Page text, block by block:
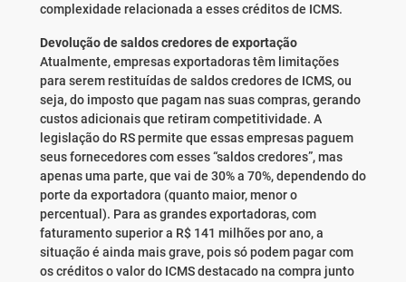
complexidade relacionada a esses créditos de ICMS.
Devolução de saldos credores de exportação
Atualmente, empresas exportadoras têm limitações
para serem restituídas de saldos credores de ICMS, ou
seja, do imposto que pagam nas suas compras, gerando
custos adicionais que retiram competitividade. A
legislação do RS permite que essas empresas paguem
seus fornecedores com esses “saldos credores”, mas
apenas uma parte, que vai de 30% a 70%, dependendo do
porte da exportadora (quanto maior, menor o
percentual). Para as grandes exportadoras, com
faturamento superior a R$ 141 milhões por ano, a
situação é ainda mais grave, pois só podem pagar com
os créditos o valor do ICMS destacado na compra junto